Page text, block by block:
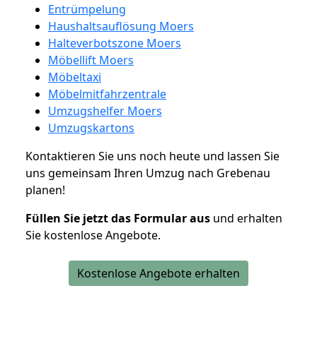
Entrümpelung
Haushaltsauflösung Moers
Halteverbotszone Moers
Möbellift Moers
Möbeltaxi
Möbelmitfahrzentrale
Umzugshelfer Moers
Umzugskartons
Kontaktieren Sie uns noch heute und lassen Sie
uns gemeinsam Ihren Umzug nach Grebenau
planen!
Füllen Sie jetzt das Formular aus und erhalten
Sie kostenlose Angebote.
Kostenlose Angebote erhalten